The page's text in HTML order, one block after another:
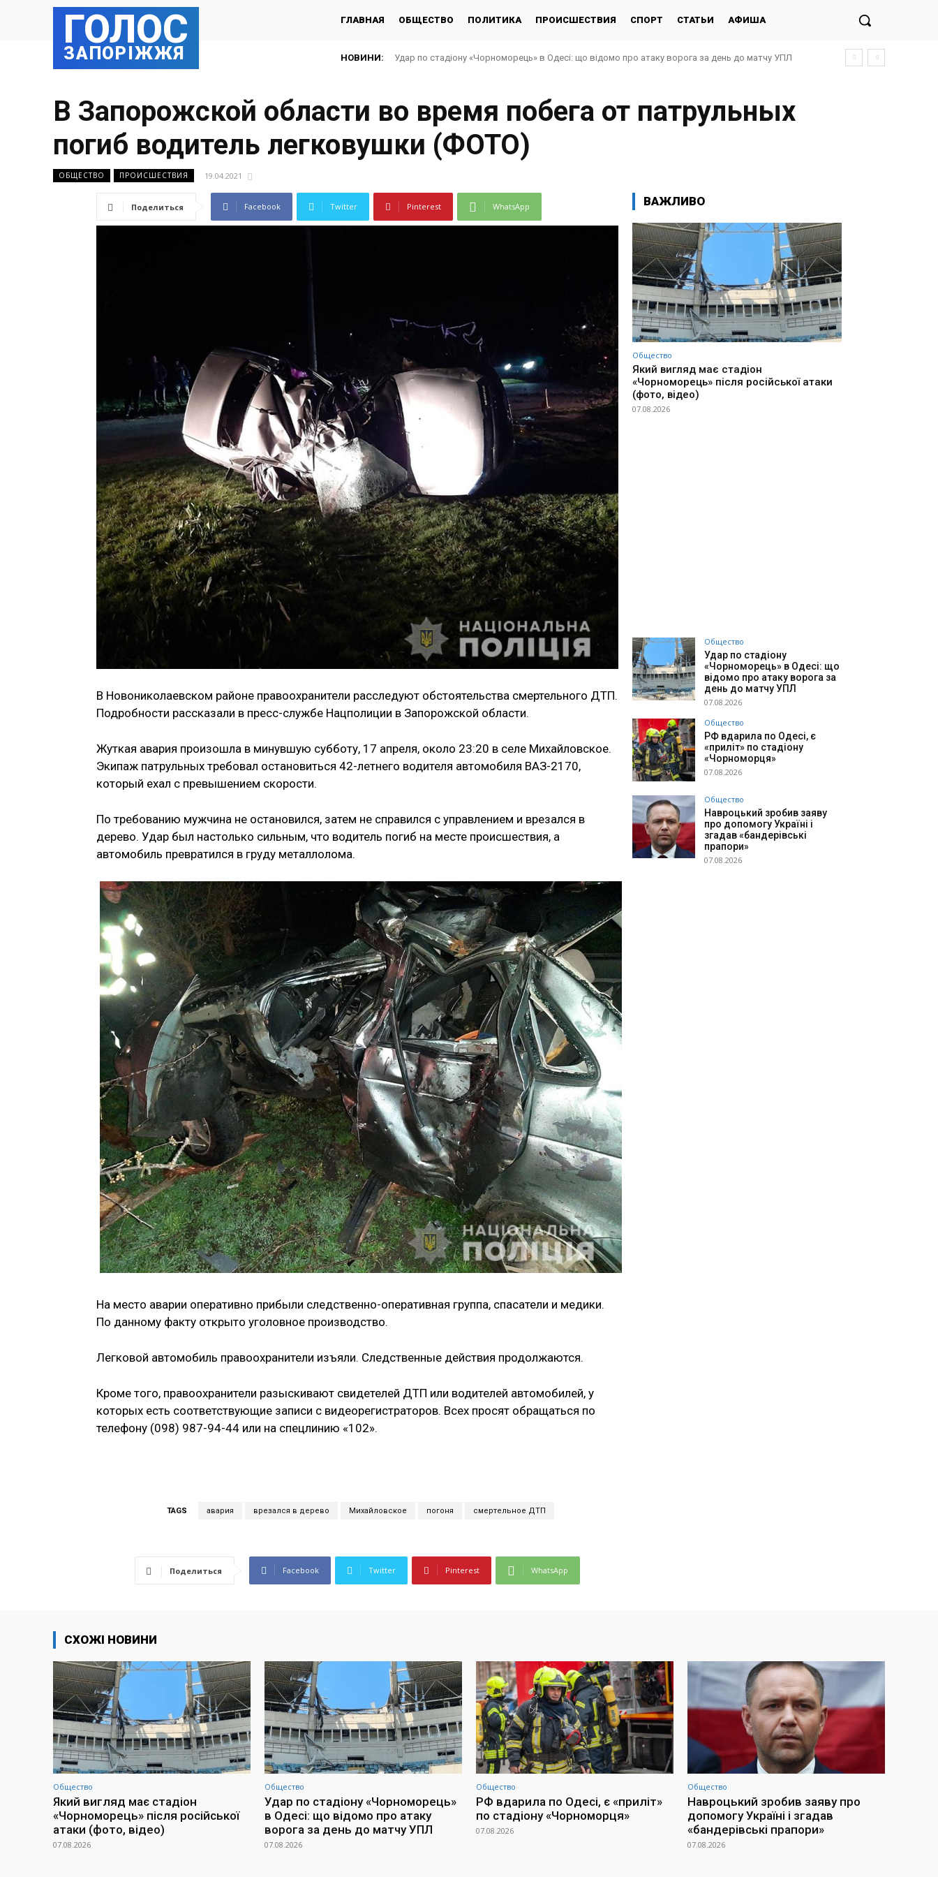
ГОЛОС
ЗАПОРІЖЖЯ
ГЛАВНАЯ ОБЩЕСТВО ПОЛИТИКА ПРОИСШЕСТВИЯ СПОРТ СТАТЬИ АФИША
НОВИНИ: Удар по стадіону «Чорноморець» в Одесі: що відомо про атаку ворога за день до матчу УПЛ
В Запорожской области во время побега от патрульных
погиб водитель легковушки (ФОТО)
ОБЩЕСТВО ПРОИСШЕСТВИЯ 19.04.2021
Поделиться Facebook Twitter Pinterest WhatsApp
В Новониколаевском районе правоохранители расследуют обстоятельства смертельного ДТП.
Подробности рассказали в пресс-службе Нацполиции в Запорожской области.
Жуткая авария произошла в минувшую субботу, 17 апреля, около 23:20 в селе Михайловское.
Экипаж патрульных требовал остановиться 42-летнего водителя автомобиля ВАЗ-2170,
который ехал с превышением скорости.
По требованию мужчина не остановился, затем не справился с управлением и врезался в
дерево. Удар был настолько сильным, что водитель погиб на месте происшествия, а
автомобиль превратился в груду металлолома.
На место аварии оперативно прибыли следственно-оперативная группа, спасатели и медики.
По данному факту открыто уголовное производство.
Легковой автомобиль правоохранители изъяли. Следственные действия продолжаются.
Кроме того, правоохранители разыскивают свидетелей ДТП или водителей автомобилей, у
которых есть соответствующие записи с видеорегистраторов. Всех просят обращаться по
телефону (098) 987-94-44 или на спецлинию «102».
TAGS авария врезался в дерево Михайловское погоня смертельное ДТП
Поделиться Facebook Twitter Pinterest WhatsApp
ВАЖЛИВО
Общество
Який вигляд має стадіон
«Чорноморець» після російської атаки
(фото, відео)
07.08.2026
Общество
Удар по стадіону
«Чорноморець» в Одесі: що
відомо про атаку ворога за
день до матчу УПЛ
07.08.2026
Общество
РФ вдарила по Одесі, є
«приліт» по стадіону
«Чорноморця»
07.08.2026
Общество
Навроцький зробив заяву
про допомогу Україні і
згадав «бандерівські
прапори»
07.08.2026
СХОЖІ НОВИНИ
Общество
Який вигляд має стадіон
«Чорноморець» після російської
атаки (фото, відео)
07.08.2026
Общество
Удар по стадіону «Чорноморець»
в Одесі: що відомо про атаку
ворога за день до матчу УПЛ
07.08.2026
Общество
РФ вдарила по Одесі, є «приліт»
по стадіону «Чорноморця»
07.08.2026
Общество
Навроцький зробив заяву про
допомогу Україні і згадав
«бандерівські прапори»
07.08.2026